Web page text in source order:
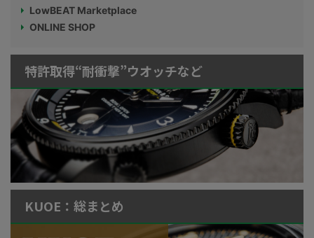
LowBEAT Marketplace
ONLINE SHOP
特許取得“耐衝撃”ウオッチなど
KUOE：総まとめ